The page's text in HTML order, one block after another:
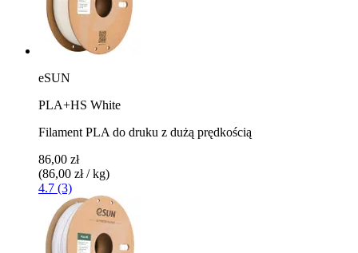
eSUN
PLA+HS White
Filament PLA do druku z dużą prędkością
86,00 zł
(86,00 zł / kg)
4.7 (3)